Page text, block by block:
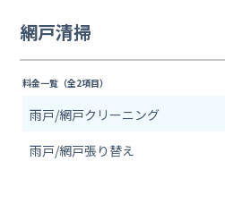
網戸清掃
料金一覧（全2項目）
雨戸/網戸クリーニング
雨戸/網戸張り替え